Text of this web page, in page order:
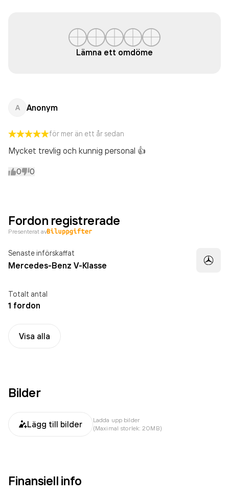
Lämna ett omdöme
A Anonym
för mer än ett år sedan
Mycket trevlig och kunnig personal 👍
0 0
Fordon registrerade
Presenterat av
Senaste införskaffat
Mercedes-Benz V-Klasse
Totalt antal
1 fordon
Visa alla
Bilder
Lägg till bilder
Ladda upp bilder
(Maximal storlek: 20MB)
Finansiell info